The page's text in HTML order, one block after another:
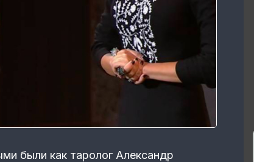
были как таролог Александр